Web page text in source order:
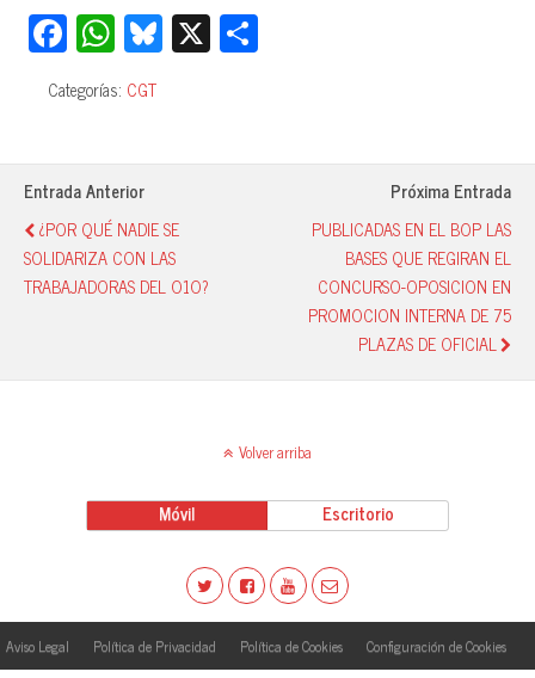
Fa
ce
bo
ok
W
ha
ts
A
pp
Bl
ue
y
X
pa
Categorías: CGT
Entrada Anterior
¿POR QUÉ NADIE SE
SOLIDARIZA CON LAS
TRABAJADORAS DEL O1O?
Próxima Entrada
PUBLICADAS EN EL BOP LAS
BASES QUE REGIRAN EL
CONCURSO-OPOSICION EN
PROMOCION INTERNA DE 75
PLAZAS DE OFICIAL
Volver arriba
Móvil Escritorio
Aviso Legal Política de Privacidad Política de Cookies Configuración de Cookies